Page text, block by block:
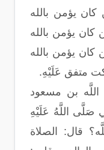
يؤمن بالله
كان يؤمن بالله
كان يؤمن بالله
متفق عَلَيْهِ.
اللَّه بن مسعود
صَلَّى اللَّهُ عَلَيْهِ
قال: الصلاة